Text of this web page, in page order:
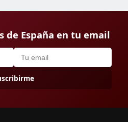
de España en tu email